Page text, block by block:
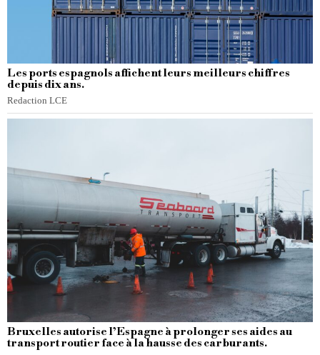
Les ports espagnols affichent leurs meilleurs chiffres
depuis dix ans.
Redaction LCE
Bruxelles autorise l’Espagne à prolonger ses aides au
transport routier face à la hausse des carburants.